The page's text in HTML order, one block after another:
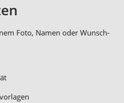
Foto, Namen oder Wunsch-